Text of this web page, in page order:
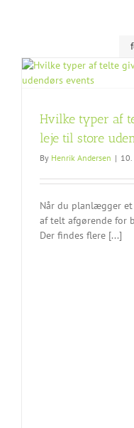
Hvilke typer af
leje til store
By Henrik Andersen |
Når du planlægger
af telt afgørende for
Der findes flere [...]